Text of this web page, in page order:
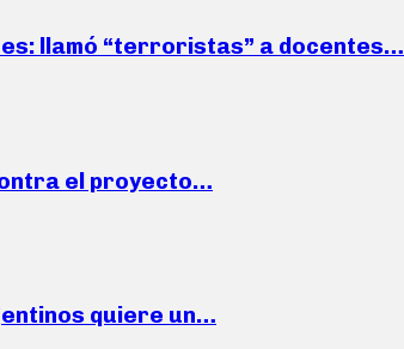
llamó “terroristas” a docentes…
el proyecto…
quiere un…